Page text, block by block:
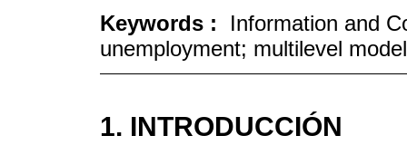
Keywords : Information and
unemployment; multilevel model
1. INTRODUCCIÓN